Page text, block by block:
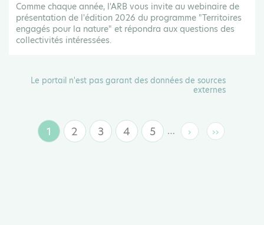
Comme chaque année, l'ARB vous invite au webinaire de
présentation de l'édition 2026 du programme "Territoires
engagés pour la nature" et répondra aux questions des
collectivités intéressées.
Le portail n'est pas garant des données de sources
externes
Page
1 Page
2 Page
3 Page
4 Page
5 …
Page
›
Dernière
››